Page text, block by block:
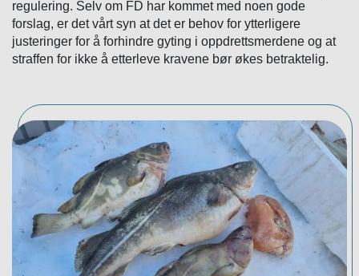
regulering. Selv om FD har kommet med noen gode
forslag, er det vårt syn at det er behov for ytterligere
justeringer for å forhindre gyting i oppdrettsmerdene og at
straffen for ikke å etterleve kravene bør økes betraktelig.